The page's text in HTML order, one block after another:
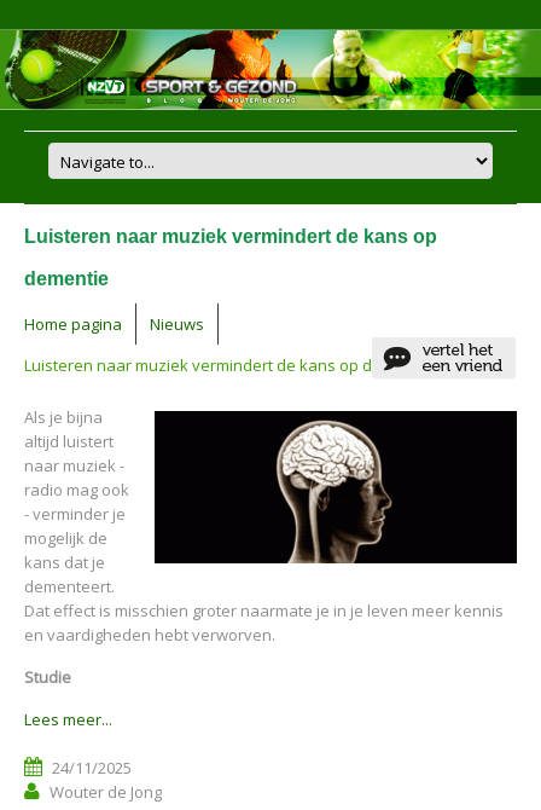
Luisteren naar muziek vermindert de kans op
dementie
Home pagina
Nieuws
Luisteren naar muziek vermindert de kans op dementie
Als je bijna
altijd luistert
naar muziek -
radio mag ook
- verminder je
mogelijk de
kans dat je
dementeert.
Dat effect is misschien groter naarmate je in je leven meer kennis
en vaardigheden hebt verworven.
Studie
Lees meer...
24/11/2025
Wouter de Jong